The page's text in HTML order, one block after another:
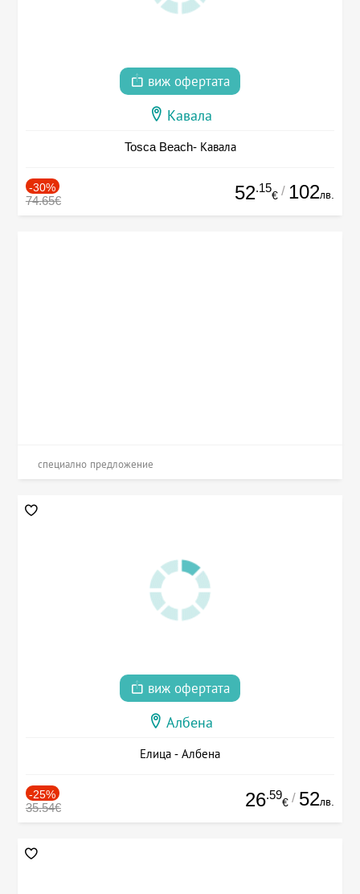
виж офертата
Кавала
Tosca Beach- Кавала
-30%
74.65€ 52.15
€ / 102лв.
специално предложение
виж офертата
Албена
Елица - Албена
-25%
35.54€ 26.59
€ / 52лв.